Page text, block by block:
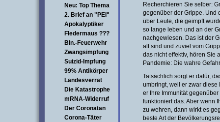
Neu: Top Thema
2. Brief an "PEI"
Apokalyptiker
Fledermaus ???
Bln.-Feuerwehr
Zwangsimpfung
Suizid-Impfung
99% Antikörper
Landesverrat
Die Katastrophe
mRNA-Widerruf
Der Coronatan
Corona-Täter
Recherchieren Sie selber:
gegenüber der Grippe. Und
über Leute, die geimpft
so lange leben und an der
nachgewiesen. Das ist der
alt sind und zuviel vom
das nicht effektiv, hören Sie
Pandemie: Die wahre
Tatsächlich sorgt er dafür,
umbringt, weil er zwar
er Ihre Immunität
funktioniert das. Aber wenn
zu wehren, dann wirkt es
beste Art der